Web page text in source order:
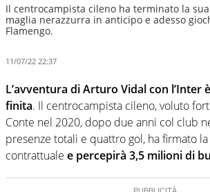
Il centrocampista cileno ha terminato la
maglia nerazzurra in anticipo e adesso
Flamengo.
11/07/22 22:37
L’avventura di Arturo Vidal con l’Inter
finita. Il centrocampista cileno, voluto
Conte nel 2020, dopo due anni col club
presenze totali e quattro gol, ha firmato
contrattuale e percepirà 3,5 milioni di